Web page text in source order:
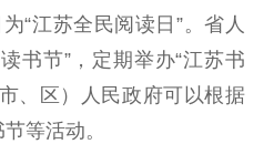
“江苏全民阅读日”。省人
书节”，定期举办“江苏书
、区）人民政府可以根据
等活动。